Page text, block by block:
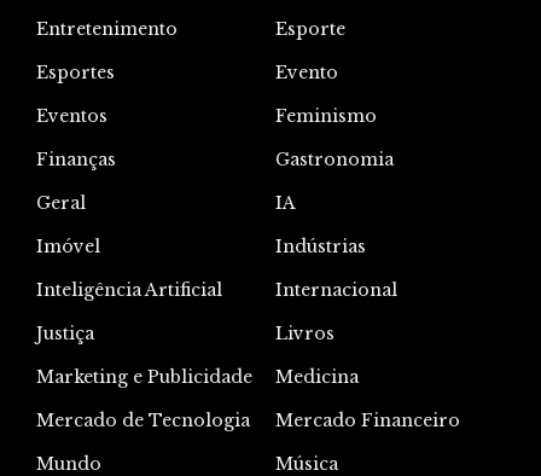
Entretenimento
Esporte
Esportes
Evento
Eventos
Feminismo
Finanças
Gastronomia
Geral
IA
Imóvel
Indústrias
Inteligência Artificial
Internacional
Justiça
Livros
Marketing e Publicidade
Medicina
Mercado de Tecnologia
Mercado Financeiro
Mundo
Música